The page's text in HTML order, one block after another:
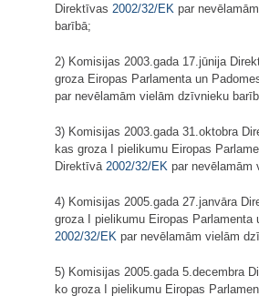
Direktīvas 2002/32/EK par
barībā;
2) Komisijas 2003.gada 17.jūnija
groza Eiropas Parlamenta un
par nevēlamām vielām dzīvnieku
3) Komisijas 2003.gada 31.oktobra
kas groza I pielikumu Eiropas
Direktīvā 2002/32/EK par nevēlamām
4) Komisijas 2005.gada 27.janvāra
groza I pielikumu Eiropas Parlamenta
2002/32/EK par nevēlamām vielām
5) Komisijas 2005.gada 5.decembra
ko groza I pielikumu Eiropas